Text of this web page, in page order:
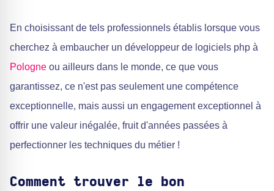
En choisissant de tels professionnels établis lorsque vous
cherchez à embaucher un développeur de logiciels php à
Pologne ou ailleurs dans le monde, ce que vous
garantissez, ce n'est pas seulement une compétence
exceptionnelle, mais aussi un engagement exceptionnel à
offrir une valeur inégalée, fruit d'années passées à
perfectionner les techniques du métier !
Comment trouver le bon